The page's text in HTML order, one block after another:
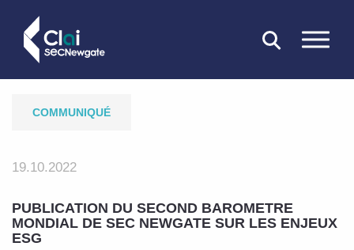
FERMER
COMMUNIQUÉ
19.10.2022
PUBLICATION DU SECOND BAROMETRE
MONDIAL DE SEC NEWGATE SUR LES ENJEUX
ESG